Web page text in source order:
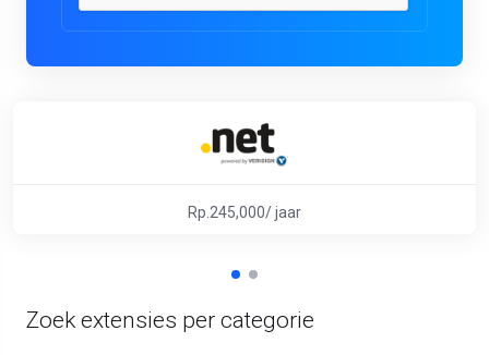
Rp.245,000/ jaar
Zoek extensies per categorie